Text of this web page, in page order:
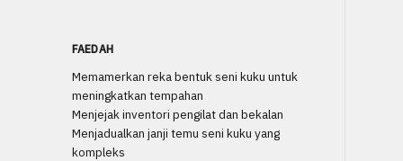
FAEDAH
Memamerkan reka bentuk seni kuku untuk
meningkatkan tempahan
Menjejak inventori pengilat dan bekalan
Menjadualkan janji temu seni kuku yang
kompleks